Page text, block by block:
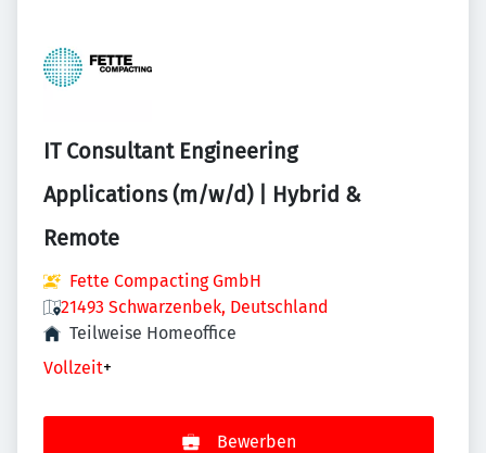
IT Consultant Engineering
Applications (m/w/d) | Hybrid &
Remote
Fette Compacting GmbH
21493 Schwarzenbek, Deutschland
Teilweise Homeoffice
Vollzeit+
Bewerben